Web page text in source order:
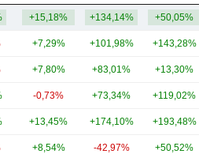
+15,18% +134,14% +50,05%
+7,29% +101,98% +143,28%
+7,80% +83,01% +13,30%
-0,73% +73,34% +119,02%
+13,45% +174,10% +193,48%
+8,54% -42,97% +50,52%